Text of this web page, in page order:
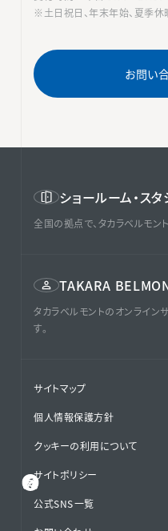
※土日祝日、年末年始、夏季休
お問い
ショールーム・ス
全国の拠点で、タカラベルモン
TAKARA
タカラベルモントのオンライ
す。
サイトマップ
個人情報保護方針
クッキーの利用について
サイトポリシー
公式SNS⁨⁩一覧